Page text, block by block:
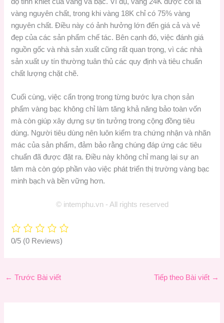
vàng nguyên chất, trong khi vàng 18K chỉ có 75% vàng
nguyên chất. Điều này có ảnh hưởng lớn đến giá cả và vẻ
đẹp của các sản phẩm chế tác. Bên cạnh đó, việc đánh giá
nguồn gốc và nhà sản xuất cũng rất quan trọng, vì các nhà
sản xuất uy tín thường tuân thủ các quy định và tiêu chuẩn
chất lượng chặt chẽ.
Cuối cùng, việc cẩn trọng trong từng bước lựa chọn sản
phẩm vàng bạc không chỉ làm tăng khả năng bảo toàn vốn
mà còn giúp xây dựng sự tin tưởng trong cộng đồng tiêu
dùng. Người tiêu dùng nên luôn kiểm tra chứng nhận và nhãn
mác của sản phẩm, đảm bảo rằng chúng đáp ứng các tiêu
chuẩn đã được đặt ra. Điều này không chỉ mang lại sự an
tâm mà còn góp phần vào việc phát triển thị trường vàng bạc
minh bạch và bền vững hơn.
© intemphu.vn - All rights reserved
0/5 (0 Reviews)
← Trước Bài viết Tiếp theo Bài viết →